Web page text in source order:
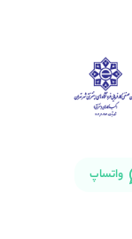
واتساپ